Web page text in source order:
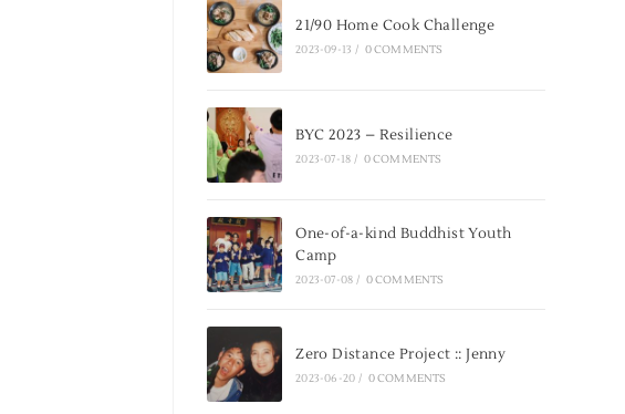
21/90 Home Cook Challenge
2023-09-13 / 0 COMMENTS
BYC 2023 – Resilience
2023-07-18 / 0 COMMENTS
One-of-a-kind Buddhist Youth
Camp
2023-07-08 / 0 COMMENTS
Zero Distance Project :: Jenny
2023-06-20 / 0 COMMENTS